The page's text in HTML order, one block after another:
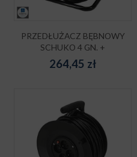
PRZEDŁUŻACZ BĘBNOWY
SCHUKO 4 GN. +
264,45 zł